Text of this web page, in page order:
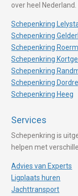
over heel
Schepenkring
Schepenkring
Schepenkring
Schepenkring
Schepenkring
Schepenkring
Schepenkring Heeg
Services
Schepenkring is
helpen met
Advies van Experts
Ligplaats huren
Jachttransport